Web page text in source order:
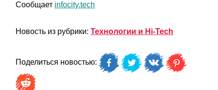
Сообщает infocity.tech
Новость из рубрики: Технологии и Hi-Tech
Поделиться новостью: